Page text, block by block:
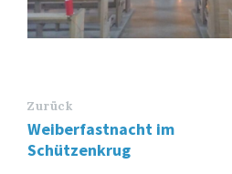
Zurück
Weiberfastnacht im
Schützenkrug